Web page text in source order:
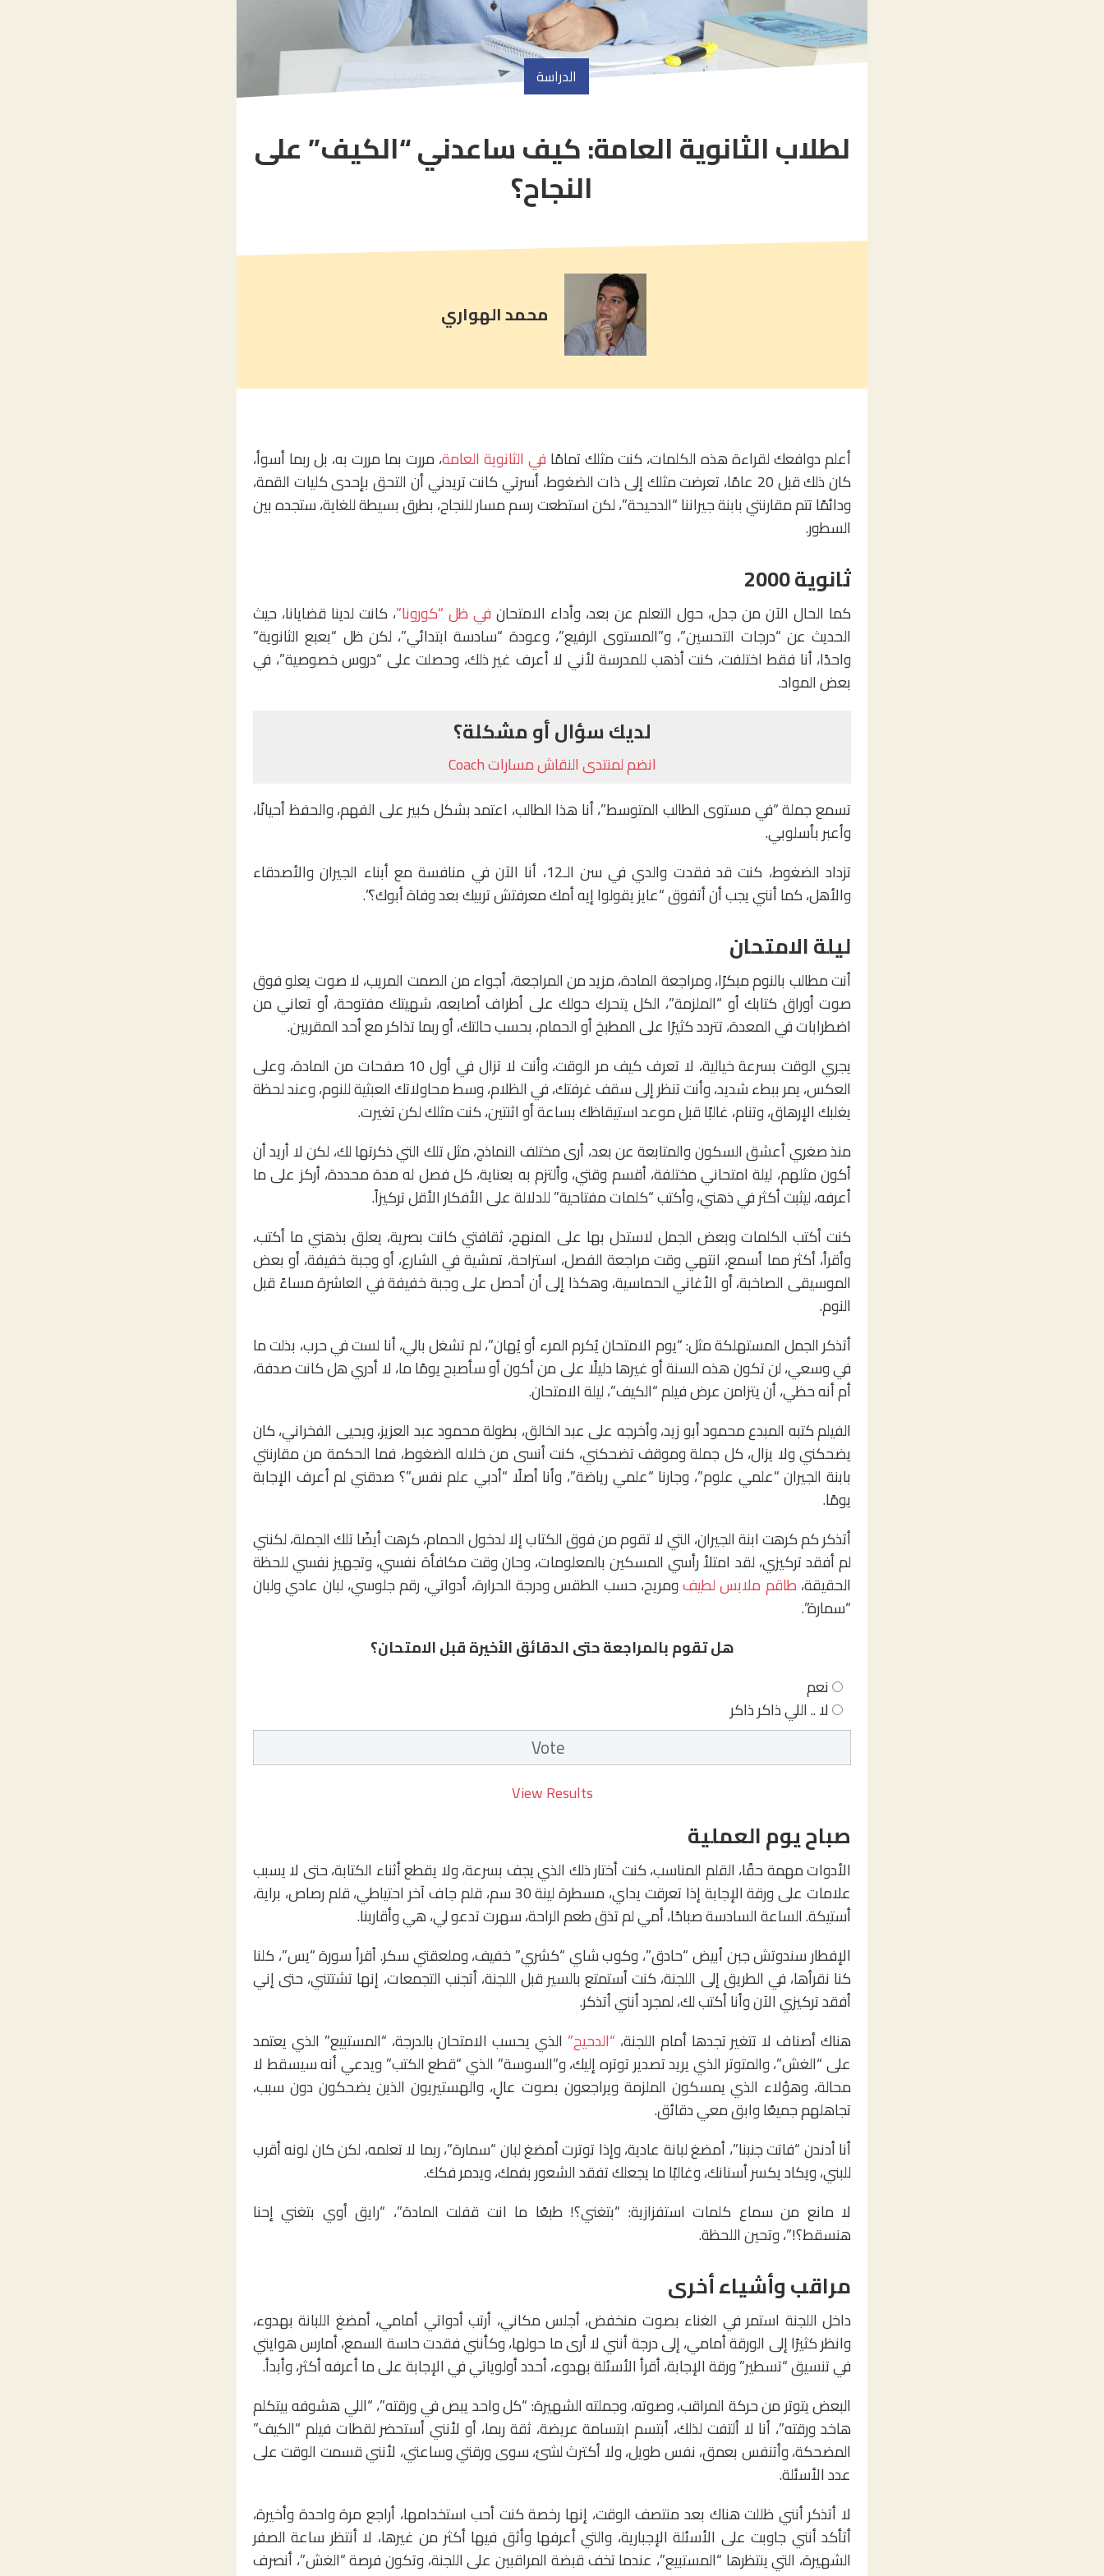
الدراسة
article
comment
count
لطلاب الثانوية العامة: كيف ساعدني “الكيف” على
النجاح؟
محمد الهواري
أعلم دوافعك لقراءة هذه الكلمات، كنت مثلك تمامًا في الثانوية العامة، مررت بما مررت به، بل ربما أسوأ،
كان ذلك قبل 20 عامًا، تعرضت مثلك إلى ذات الضغوط، أسرتي كانت تريدني أن التحق بإحدى كليات القمة،
ودائمًا تتم مقارنتي بابنة جيراننا “الدحيحة”، لكن استطعت رسم مسار للنجاح، بطرق بسيطة للغاية، ستجده بين
السطور.
ثانوية 2000
كما الحال الآن من جدل، حول التعلم عن بعد، وأداء الامتحان في ظل “كورونا”، كانت لدينا قضايانا، حيث
الحديث عن “درجات التحسين”، و”المستوى الرفيع”، وعودة “سادسة ابتدائي”، لكن ظل “بعبع الثانوية”
واحدًا، أنا فقط اختلفت، كنت أذهب للمدرسة لأني لا أعرف غير ذلك، وحصلت على “دروس خصوصية”، في
بعض المواد.
لديك سؤال أو مشكلة؟
انضم لمنتدى النقاش مسارات Coach
تسمع جملة “في مستوى الطالب المتوسط”، أنا هذا الطالب، اعتمد بشكل كبير على الفهم، والحفظ أحيانًا،
وأعبر بأسلوبي.
تزداد الضغوط، كنت قد فقدت والدي في سن الـ12، أنا الآن في منافسة مع أبناء الجيران والأصدقاء
والأهل، كما أنني يجب أن أتفوق “عايز يقولوا إيه أمك معرفتش تربيك بعد وفاة أبوك؟”.
ليلة الامتحان
أنت مطالب بالنوم مبكرًا، ومراجعة المادة، مزيد من المراجعة، أجواء من الصمت المريب، لا صوت يعلو فوق
صوت أوراق كتابك أو “الملزمة”، الكل يتحرك حولك على أطراف أصابعه، شهيتك مفتوحة، أو تعاني من
اضطرابات في المعدة، تتردد كثيرًا على المطبخ أو الحمام، بحسب حالتك، أو ربما تذاكر مع أحد المقربين.
يجري الوقت بسرعة خيالية، لا تعرف كيف مر الوقت، وأنت لا تزال في أول 10 صفحات من المادة، وعلى
العكس، يمر ببطء شديد، وأنت تنظر إلى سقف غرفتك، في الظلام، وسط محاولاتك العبثية للنوم، وعند لحظة
يغلبك الإرهاق، وتنام، غالبًا قبل موعد استيقاظك بساعة أو اثنتين، كنت مثلك لكن تغيرت.
منذ صغري أعشق السكون والمتابعة عن بعد، أرى مختلف النماذج، مثل تلك التي ذكرتها لك، لكن لا أريد أن
أكون مثلهم، ليلة امتحاني مختلفة، أقسم وقتي، وألتزم به بعناية، كل فصل له مدة محددة، أركز على ما
أعرفه، ليثبت أكثر في ذهني، وأكتب “كلمات مفتاحية” للدلالة على الأفكار الأقل تركيزاً.
كنت أكتب الكلمات وبعض الجمل لاستدل بها على المنهج، ثقافتي كانت بصرية، يعلق بذهني ما أكتب،
وأقرأ، أكثر مما أسمع، انتهي وقت مراجعة الفصل، استراحة، تمشية في الشارع، أو وجبة خفيفة، أو بعض
الموسيقى الصاخبة، أو الأغاني الحماسية، وهكذا إلى أن أحصل على وجبة خفيفة في العاشرة مساءً قبل
النوم.
أتذكر الجمل المستهلكة مثل: “يوم الامتحان يُكرم المرء أو يُهان”، لم تشغل بالي، أنا لست في حرب، بذلت ما
في وسعي، لن تكون هذه السنة أو غيرها دليلًا على من أكون أو سأصبح يومًا ما، لا أدري هل كانت صدفة،
أم أنه حظي، أن يتزامن عرض فيلم “الكيف”، ليلة الامتحان.
الفيلم كتبه المبدع محمود أبو زيد، وأخرجه على عبد الخالق، بطولة محمود عبد العزيز، ويحيى الفخراني، كان
يضحكني ولا يزال، كل جملة وموقف تضحكني، كنت أنسى من خلاله الضغوط، فما الحكمة من مقارنتي
بابنة الجيران “علمي علوم”، وجارنا “علمي رياضة”، وأنا أصلًا “أدبي علم نفس”؟ صدقني لم أعرف الإجابة
يومًا.
أتذكر كم كرهت ابنة الجيران، التي لا تقوم من فوق الكتاب إلا لدخول الحمام، كرهت أيضًا تلك الجملة، لكنني
لم أفقد تركيزي، لقد امتلأ رأسي المسكين بالمعلومات، وحان وقت مكافأة نفسي، وتجهيز نفسي للحظة
الحقيقة، طاقم ملابس لطيفومريح، حسب الطقس ودرجة الحرارة، أدواتي، رقم جلوسي، لبان عادي ولبان
“سمارة”.
هل تقوم بالمراجعة حتى الدقائق الأخيرة قبل الامتحان؟
نعم
لا .. اللي ذاكر ذاكر
View Results
صباح يوم العملية
الأدوات مهمة حقًا، القلم المناسب، كنت أختار ذلك الذي يجف بسرعة، ولا يقطع أثناء الكتابة، حتى لا يسبب
علامات على ورقة الإجابة إذا تعرقت يداي، مسطرة لينة 30 سم، قلم جاف آخر احتياطي، قلم رصاص، براية،
أستيكة. الساعة السادسة صباحًا، أمي لم تذق طعم الراحة، سهرت تدعو لي، هي وأقاربنا.
الإفطار سندوتش جبن أبيض “حادق”، وكوب شاي “كشري” خفيف، وملعقتي سكر. أقرأ سورة “يس”، كلنا
كنا نقرأها، في الطريق إلى اللجنة، كنت أستمتع بالسير قبل اللجنة، أتجنب التجمعات، إنها تشتتني، حتى إني
أفقد تركيزي الآن وأنا أكتب لك، لمجرد أنني أتذكر.
هناك أصناف لا تتغير تجدها أمام اللجنة، “الدحيح” الذي يحسب الامتحان بالدرجة، “المستبيع” الذي يعتمد
على “الغش”، والمتوتر الذي يريد تصدير توتره إليك، و”السوسة” الذي “قطع الكتب” ويدعي أنه سيسقط لا
محالة، وهؤلاء الذي يمسكون الملزمة ويراجعون بصوت عالٍ، والهستيريون الذين يضحكون دون سبب،
تجاهلهم جميعًا وابق معي دقائق.
أنا أدندن “فاتت جنبنا”، أمضغ لبانة عادية، وإذا توترت أمضغ لبان “سمارة”، ربما لا تعلمه، لكن كان لونه أقرب
للبني، ويكاد يكسر أسنانك، وغالبًا ما يجعلك تفقد الشعور بفمك، ويدمر فكك.
لا مانع من سماع كلمات استفزازية: “بتغني؟! طبعًا ما انت قفلت المادة”، “رايق أوي بتغني إحنا
هنسقط؟!”، وتحين اللحظة.
مراقب وأشياء أخرى
داخل اللجنة استمر في الغناء بصوت منخفض، أجلس مكاني، أرتب أدواتي أمامي، أمضغ اللبانة بهدوء،
وانظر كثيرًا إلى الورقة أمامي، إلى درجة أنني لا أرى ما حولها، وكأنني فقدت حاسة السمع، أمارس هوايتي
في تنسيق “تسطير” ورقة الإجابة، أقرأ الأسئلة بهدوء، أحدد أولوياتي في الإجابة على ما أعرفه أكثر، وأبدأ.
البعض يتوتر من حركة المراقب، وصوته، وجملته الشهيرة: “كل واحد يبص في ورقته”، “اللي هشوفه بيتكلم
هاخد ورقته”، أنا لا ألتفت لذلك، أبتسم ابتسامة عريضة، ثقة ربما، أو لأنني أستحضر لقطات فيلم “الكيف”
المضحكة، وأتنفس بعمق، نفس طويل، ولا أكترث لشئ، سوى ورقتي وساعتي، لأنني قسمت الوقت على
عدد الأسئلة.
لا أتذكر أنني ظللت هناك بعد منتصف الوقت، إنها رخصة كنت أحب استخدامها، أراجع مرة واحدة وأخيرة،
أتأكد أنني جاوبت على الأسئلة الإجبارية، والتي أعرفها وأثق فيها أكثر من غيرها، لا أنتظر ساعة الصفر
الشهيرة، التي ينتظرها “المستبيع”، عندما تخف قبضة المراقبين على اللجنة، وتكون فرصة “الغش”، أنصرف